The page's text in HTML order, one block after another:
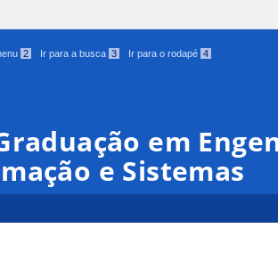
2 Ir para a busca 3 Ir para o rodapé 4
em
e Sistemas